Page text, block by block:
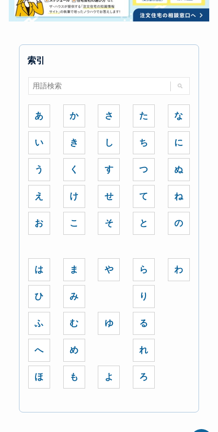
索引
あ
い
う
え
お
か
き
く
け
こ
さ
し
す
せ
そ
た
ち
つ
て
と
な
に
ぬ
ね
の
は
ひ
ふ
へ
ほ
ま
み
む
め
も
や
ゆ
よ
ら
り
る
れ
ろ
わ